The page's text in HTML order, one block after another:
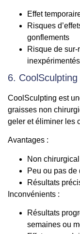
Effet
Risques
gonflements
Risque de
inexpérimentés
6. CoolSculpting
CoolSculpting est
graisses non
geler et éliminer les
Avantages :
Non
Peu ou pas de
Résultats
Inconvénients :
Résultats
semaines ou